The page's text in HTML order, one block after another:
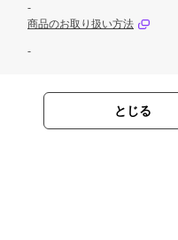
-
商品のお取り扱い方法
-
とじる